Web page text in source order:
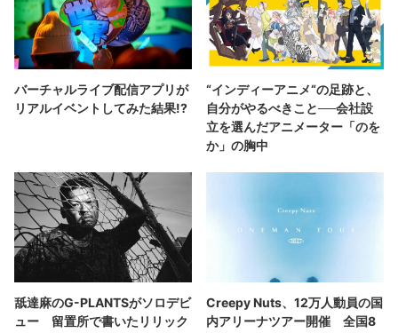
バーチャルライブ配信アプリが
リアルイベントしてみた結果!?
“インディーアニメ“の足跡と、
自分がやるべきこと──会社設
立を選んだアニメーター「のを
か」の胸中
舐達麻のG-PLANTSがソロデビ
ュー 留置所で書いたリリック
Creepy Nuts、12万人動員の国
内アリーナツアー開催 全国8